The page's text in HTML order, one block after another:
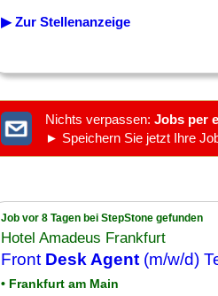
▶ Zur Stellenanzeige
Nichts verpassen: Jobs per
► Speichern Sie jetzt Ihre
Job vor 8 Tagen bei StepStone gefunden
Hotel Amadeus Frankfurt
Front Desk Agent (m/w/d)
• Frankfurt am Main